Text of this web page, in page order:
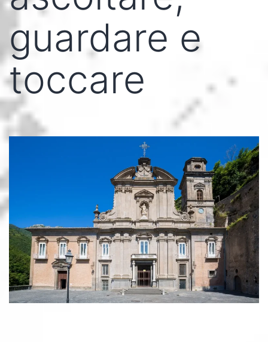
guardare e
toccare